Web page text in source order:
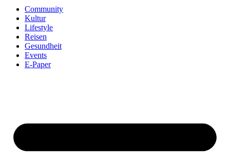
Community
Kultur
Lifestyle
Reisen
Gesundheit
Events
E-Paper